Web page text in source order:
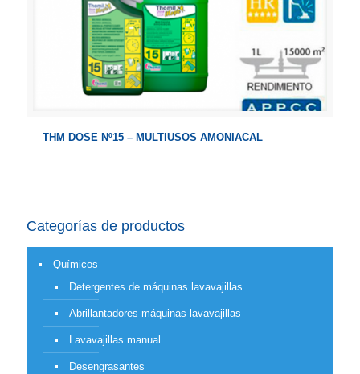
THM DOSE Nº15 – MULTIUSOS AMONIACAL
Categorías de productos
Químicos
Detergentes de máquinas lavavajillas
Abrillantadores máquinas lavavajillas
Lavavajillas manual
Desengrasantes